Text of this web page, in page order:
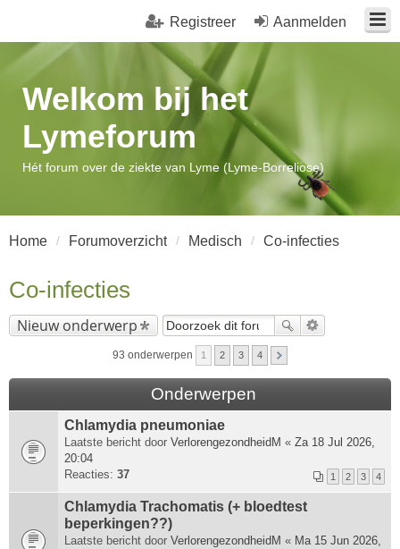
Aanmelden
Registreer
Welkom bij het
Lymeforum
Hét forum over de ziekte van Lyme (Lyme-Borreliose)
Home Forumoverzicht Medisch Co-infecties
Co-infecties
Nieuw onderwerp
93 onderwerpen 1 2 3 4
Onderwerpen
Chlamydia pneumoniae
Laatste bericht door VerlorengezondheidM « Za 18 Jul 2026,
20:04
Reacties: 37 1 2 3 4
Chlamydia Trachomatis (+ bloedtest
beperkingen??)
Laatste bericht door VerlorengezondheidM « Ma 15 Jun 2026,